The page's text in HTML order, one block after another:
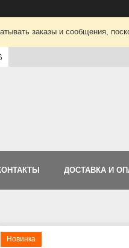
заказы и сообщения,
ДОСТАВКА И
Новинка